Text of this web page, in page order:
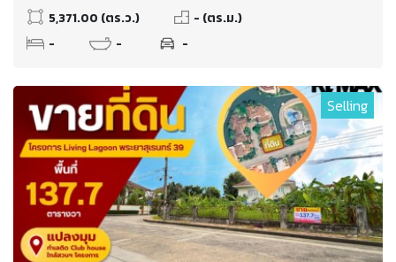
5,371.00 (ตร.ว.)
- (ตร.ม.)
-
- -
Selling